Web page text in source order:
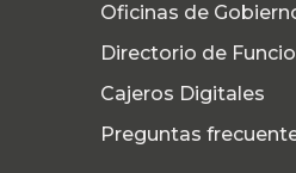
Oficinas de
Directorio de
Cajeros Digitales
Preguntas